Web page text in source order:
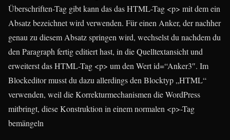
Überschriften-Tag gibt kann das das HTML-Tag <p> mit dem ein
Absatz bezeichnet wird verwenden. Für einen Anker, der nachher
genau zu diesem Absatz springen wird, wechselst du nachdem du
den Paragraph fertig editiert hast, in die Quelltextansicht und
erweiterst das HTML-Tag <p> um den Wert id=“Anker3″. Im
Blockeditor musst du dazu allerdings den Blocktyp „HTML“
verwenden, weil die Korrekturmechanismen die WordPress
mitbringt, diese Konstruktion in einem normalen <p>-Tag
bemängeln